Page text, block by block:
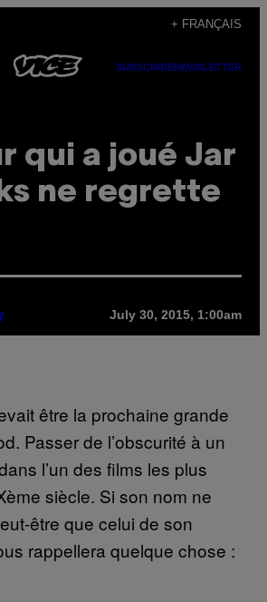
+ FRANÇAIS
SUBSCRIBENEWSLETTER
qui a joué Jar
ne regrette
July 30, 2015, 1:00am
être la prochaine grande
Passer de l’obscurité à un
l’un des films les plus
siècle. Si son nom ne
être que celui de son
rappellera quelque chose :